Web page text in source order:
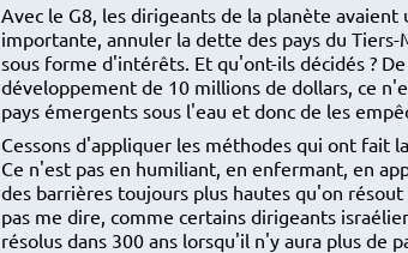
Avec le G8, les dirigeants de la planète
importante, annuler la dette des pays du
sous forme d'intérêts. Et qu'ont-ils décidés ?
développement de 10 millions de dollars, ce
pays émergents sous l'eau et donc de les
Cessons d'appliquer les méthodes qui ont fait
Ce n'est pas en humiliant, en enfermant, en
des barrières toujours plus hautes qu'on
pas me dire, comme certains dirigeants
résolus dans 300 ans lorsqu'il n'y aura plus de